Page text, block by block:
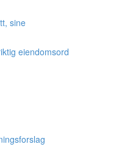
sine
eiendomsord